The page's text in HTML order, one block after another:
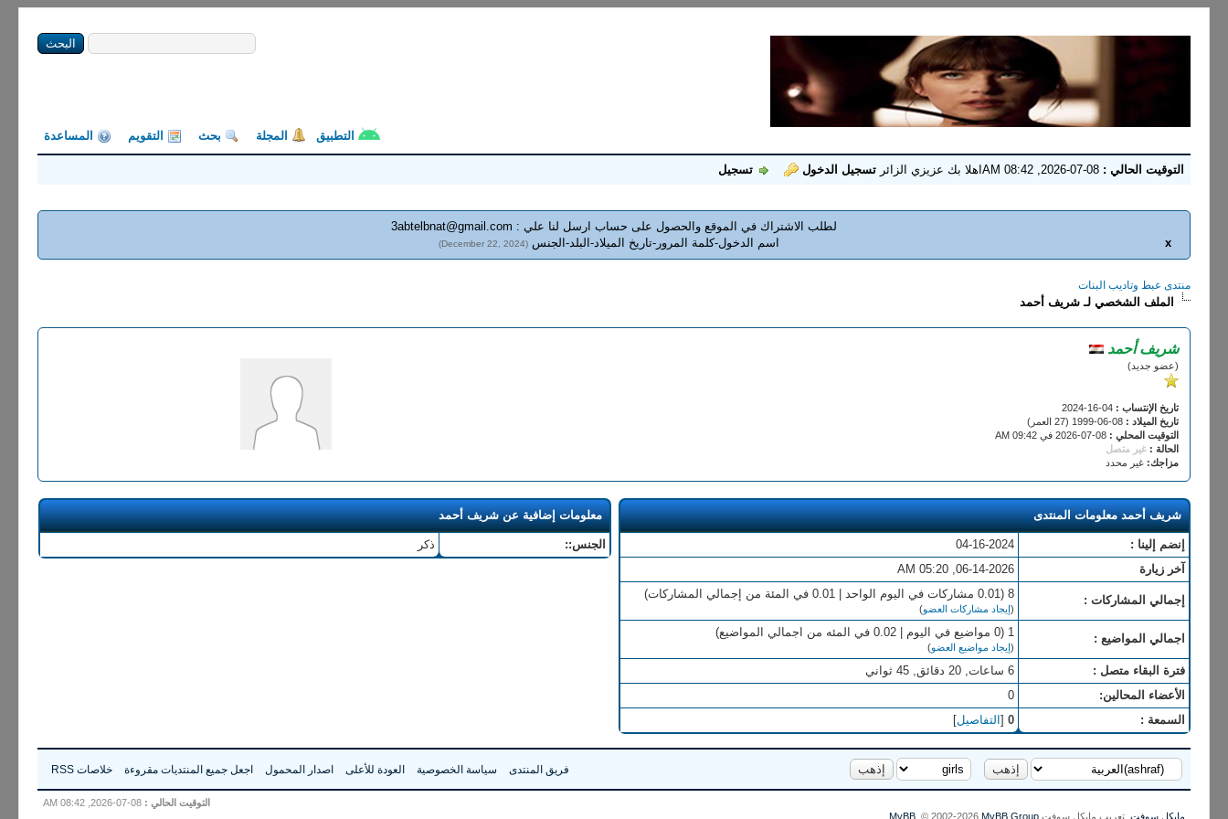
التطبيق المجلة بحث التقويم المساعدة
التوقيت الحالي : 08-07-2026, 08:42 AM اهلا بك عزيزي الزائرتسجيل الدخول تسجيل
لطلب الاشتراك في الموقع والحصول على حساب ارسل لنا علي : 3abtelbnat@gmail.com
اسم الدخول-كلمة المرور-تاريخ الميلاد-البلد-الجنس (December 22, 2024) x
منتدى عبط وتاديب البنات
الملف الشخصي لـ شريف أحمد
شريف أحمد
(عضو جديد)
تاريخ الإنتساب : 04-16-2024
تاريخ الميلاد : 08-06-1999 (27 العمر)
التوقيت المحلي : 08-07-2026 في 09:42 AM
الحالة : غير متصل
مزاجك: غير محدد
شريف أحمد معلومات المنتدى
إنضم إلينا :
04-16-2024
آخر زيارة
06-14-2026, 05:20 AM
إجمالي المشاركات : 8 (0.01 مشاركات في اليوم الواحد | 0.01 في المئة من إجمالي المشاركات)
(إيجاد مشاركات العضو)
اجمالي المواضيع : 1 (0 مواضيع في اليوم | 0.02 في المئه من اجمالي المواضيع)
(إيجاد مواضيع العضو)
فترة البقاء متصل :
6 ساعات, 20 دقائق, 45 ثواني
الأعضاء المحالين:
0
السمعة :
0
[التفاصيل]
معلومات إضافية عن شريف أحمد
الجنس:: ذكر
فريق المنتدى سياسة الخصوصية العودة للأعلى اصدار المحمول اجعل جميع المنتديات مقروءة خلاصات RSS
التوقيت الحالي :
مايكل سوفت , تعريب مايكل سوفت MyBB, © 2002-2026 MyBB Group